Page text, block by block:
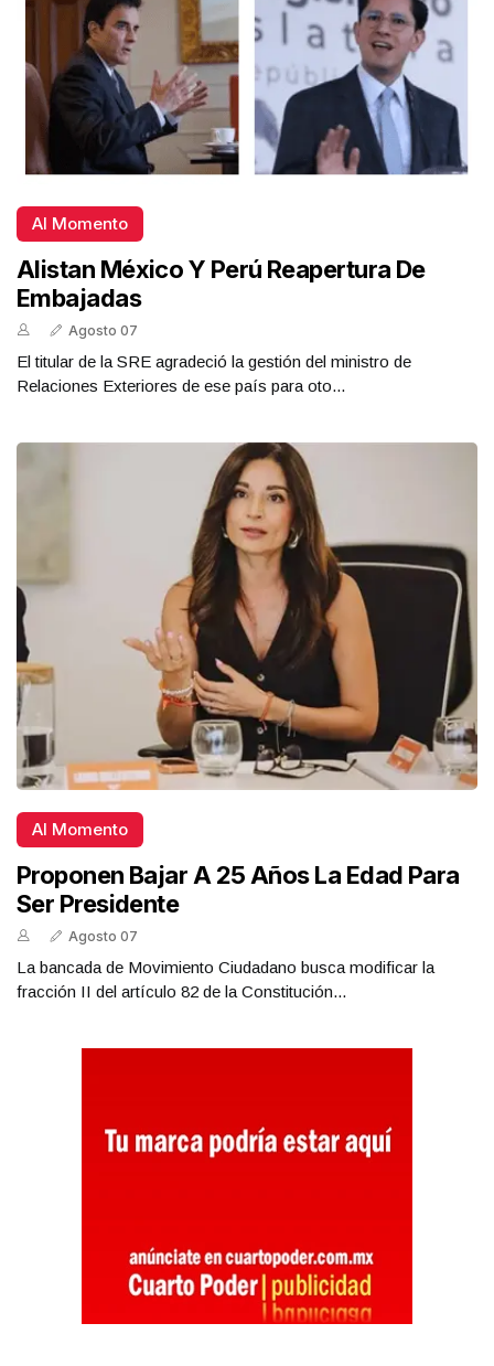
Al Momento
Alistan México Y Perú Reapertura De
Embajadas
Agosto 07
El titular de la SRE agradeció la gestión del ministro de
Relaciones Exteriores de ese país para oto...
Al Momento
Proponen Bajar A 25 Años La Edad Para
Ser Presidente
Agosto 07
La bancada de Movimiento Ciudadano busca modificar la
fracción II del artículo 82 de la Constitución...